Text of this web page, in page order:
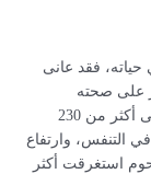
فقد عانى
على صحته
الجسدية والنفسية. وصل وزنه في إحدى الفترات إلى أكثر من 230
التنفس، وارتفاع
إزالة شحوم استغرقت أكثر